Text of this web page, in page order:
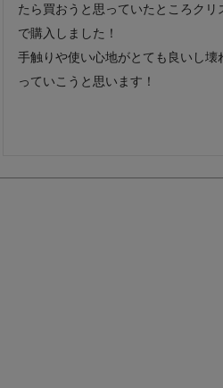
たら買おうと思っていたところク
で購入しました！
手触りや使い心地がとても良いし
っていこうと思います！